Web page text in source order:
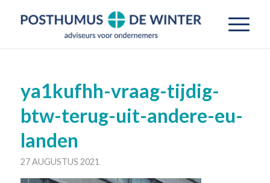
ya1kufhh-vraag-tijdig-
btw-terug-uit-andere-eu-
landen
27 AUGUSTUS 2021